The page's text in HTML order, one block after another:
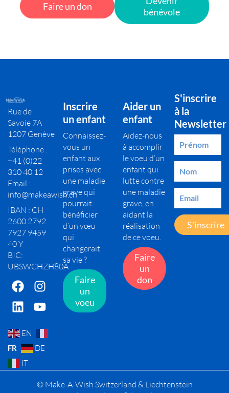
Faire un don
bénévole
Rue de
Savoie 7A
1207 Genève
Téléphone :
+41 (0)22
310 40 12
Email :
info@makeawish.ch
IBAN : CH
2600 2792
7927 9459
40 Y
BIC:
UBSWCHZH80A
EN
FR
DE
IT
Inscrire
un enfant
Connaissez-
vous un
enfant aux
prises avec
une maladie
grave qui
pourrait
bénéficier
d’un vœu
qui
changerait
sa vie ?
Faire
un
voeu
Aider un
enfant
Aidez-nous
à accomplir
le voeu d’un
enfant qui
lutte contre
une maladie
grave, en
aidant la
réalisation
de ce voeu.
Faire
un
don
S'inscrire
à la
Newsletter
S'inscrire
© Make-A-Wish Switzerland & Liechtenstein